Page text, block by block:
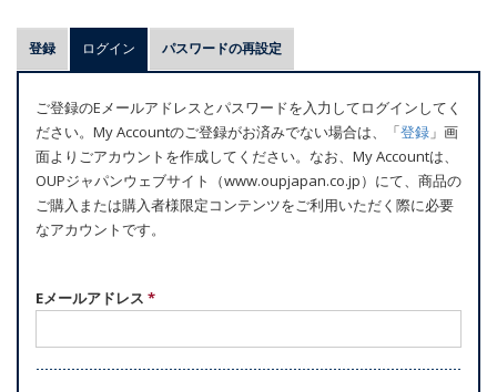
プ
ラ
マ
リ
ー
タ
ブ
登録 ログイン (アクティブなタブ)
パスワードの再設定
ご登録のEメールアドレスとパスワードを入力してログインしてく
ださい。My Accountのご登録がお済みでない場合は、「登録 」画
面よりごアカウントを作成してください。なお、My Accountは、
OUPジャパンウェブサイト（www.oupjapan.co.jp）にて、商品の
ご購入または購入者様限定コンテンツをご利用いただく際に必要
なアカウントです。
Eメールアドレス *